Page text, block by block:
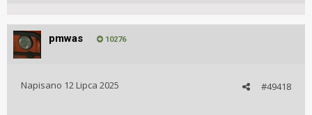
pmwas 10276
#49418
Napisano 12 Lipca 2025